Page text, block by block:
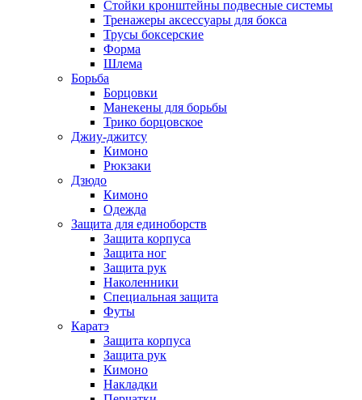
Стойки кронштейны подвесные системы
Тренажеры аксессуары для бокса
Трусы боксерские
Форма
Шлема
Борьба
Борцовки
Манекены для борьбы
Трико борцовское
Джиу-джитсу
Кимоно
Рюкзаки
Дзюдо
Кимоно
Одежда
Защита для единоборств
Защита корпуса
Защита ног
Защита рук
Наколенники
Специальная защита
Футы
Каратэ
Защита корпуса
Защита рук
Кимоно
Накладки